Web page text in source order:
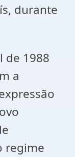
durante
de 1988
a
regime